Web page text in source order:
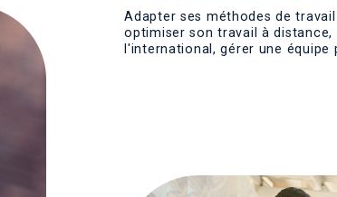
Adapter ses méthodes de
optimiser son travail à distance,
l'international, gérer une